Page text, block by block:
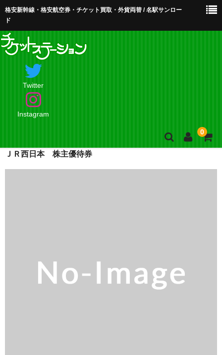
格安新幹線・格安航空券・チケット買取・外貨両替 / 名駅サンロー
ド
Twitter
Instagram
0
【販売】新幹線
ＪＲ西日本 株主優待券